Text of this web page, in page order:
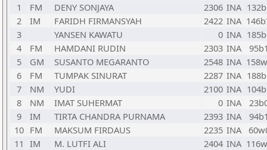
1
FM DENY SONJAYA 2306 INA
2
IM FARIDH FIRMANSYAH 2422 INA
3
YANSEN KAWATU 0 INA
4
FM HAMDANI RUDIN 2303 INA
5
GM SUSANTO MEGARANTO 2548 INA
6
FM TUMPAK SINURAT 2287 INA
7
NM YUDI 2100 INA
8
NM IMAT SUHERMAT 0 INA
9
IM TIRTA CHANDRA PURNAMA 2393 INA
10 FM MAKSUM FIRDAUS 2235 INA
11 IM M. LUTFI ALI 2404 INA